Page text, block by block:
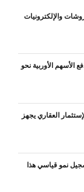
والإلكترونيات
الأوربية نحو
العقاري يجهز
نمو قياسي هذا